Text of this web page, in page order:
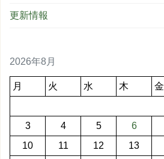
更新情報
2026年8月
月 火 水 木 金
3
4 5 6
10
11 12 13